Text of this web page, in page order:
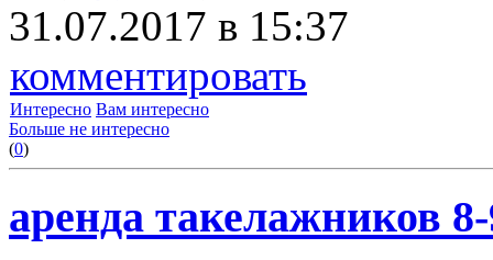
31.07.2017 в 15:37
комментировать
Интересно Вам интересно
Больше не интересно
(0)
аренда такелажников